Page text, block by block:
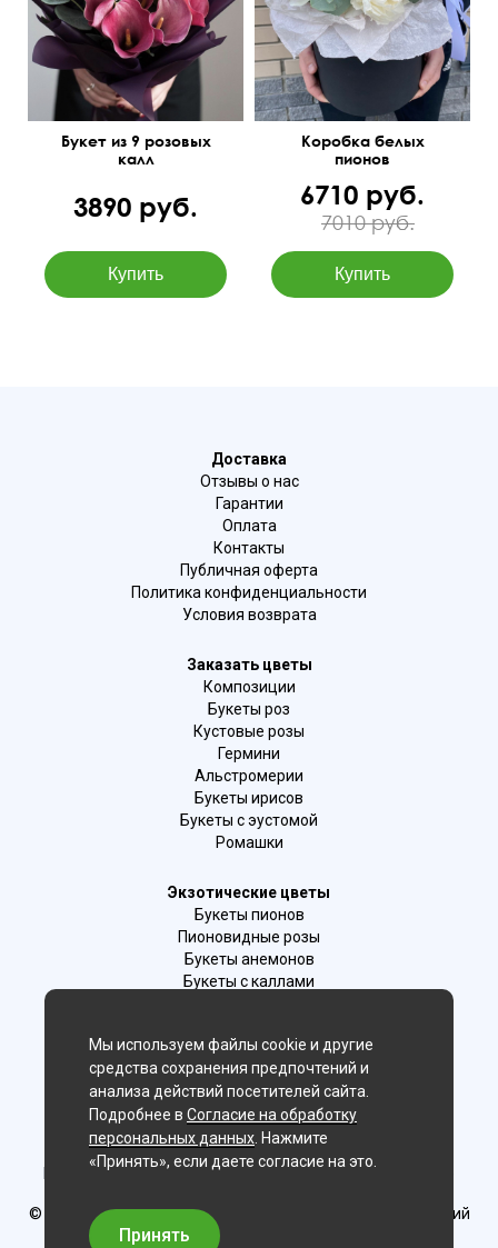
Букет из 9 розовых
калл
3890 руб.
Коробка белых
пионов
6710 руб.
7010 руб.
Доставка
Отзывы о нас
Гарантии
Оплата
Контакты
Публичная оферта
Политика конфиденциальности
Условия возврата
Заказать цветы
Композиции
Букеты роз
Кустовые розы
Гермини
Альстромерии
Букеты ирисов
Букеты с эустомой
Ромашки
Экзотические цветы
Букеты пионов
Пионовидные розы
Букеты анемонов
Букеты с каллами
Лаванда
Гиацинты
Мы в соц. сетях:
Новосибирск, 2-й Бронный пер., 28/1 (цветочный салон)
© Delaflor - доставка цветов, 2012-2026
ИП Рыжков Евгений
Вячеславович
Мы используем файлы cookie и другие
средства сохранения предпочтений и
анализа действий посетителей сайта.
Подробнее в Согласие на обработку
персональных данных . Нажмите
«Принять», если даете согласие на это.
Принять